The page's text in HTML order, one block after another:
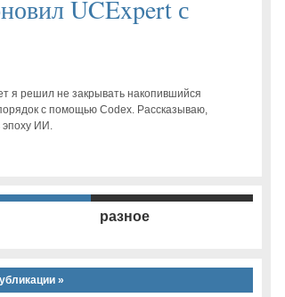
UCExpert с
я решил не закрывать накопившийся
с помощью Codex. Рассказываю,
эпоху ИИ.
разное
»